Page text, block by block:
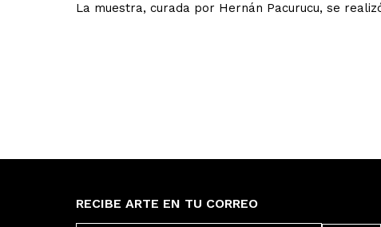
La muestra, curada por Hernán Pacurucu, se
RECIBE ARTE EN TU CORREO